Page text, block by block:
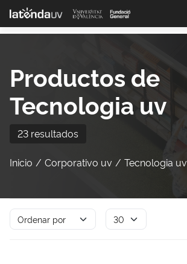
Saltar al contenido principal
Productos de
Tecnologia uv
23 resultados
Inicio Corporativo uv Tecnologia uv